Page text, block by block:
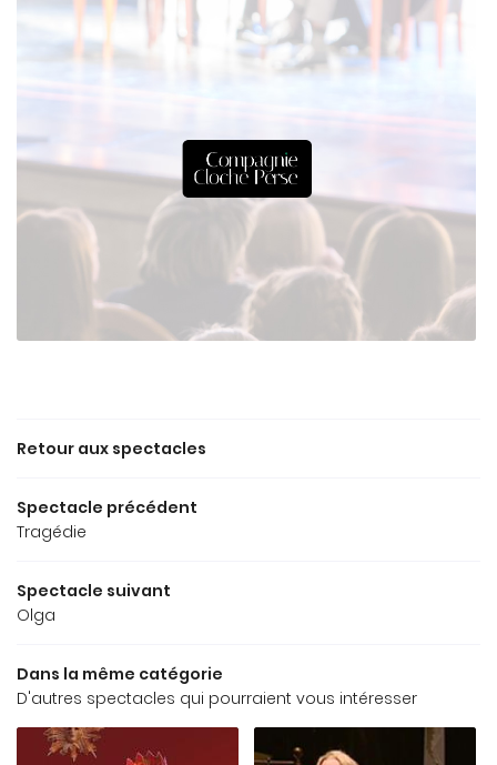
ACCUEIL
AUDIOS
VIDÉOS
AVIS
CONTACT
Une
06 74 93 78
Retour aux spectacles
Spectacle précédent
Tragédie
Spectacle suivant
Olga
Dans la même catégorie
D'autres spectacles qui pourraient vous intéresser